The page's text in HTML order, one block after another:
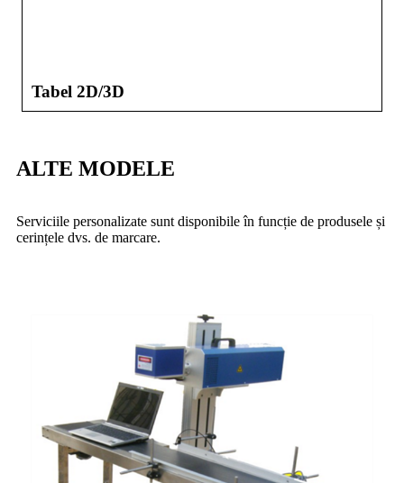
Tabel 2D/3D
ALTE MODELE
Serviciile personalizate sunt disponibile în funcție de produsele și
cerințele dvs. de marcare.